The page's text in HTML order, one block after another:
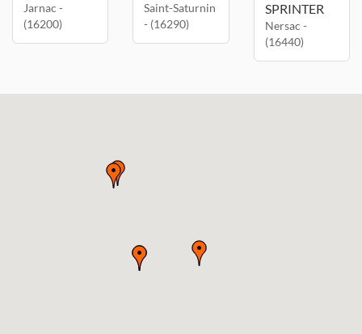
Jarnac -
(16200)
Saint-Saturnin
- (16290)
SPRINTER
Nersac -
(16440)